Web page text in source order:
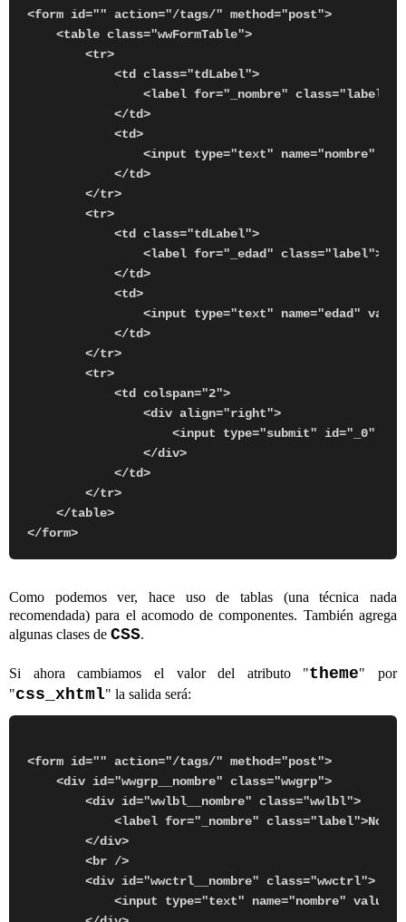
<form id="" action="/tags/" method="post">
    <table class="wwFormTable">
        <tr>
            <td class="tdLabel">
<label for="_nombre"
            </td>
            <td>
<input type="text" name="nombre"
            </td>
        </tr>
        <tr>
            <td class="tdLabel">
<label for="_edad"
            </td>
            <td>
<input type="text" name="edad"
            </td>
        </tr>
        <tr>
            <td colspan="2">
                <div align="right">
<input type="submit" id="_0"
                </div>
            </td>
        </tr>
    </table>
Como podemos ver, hace uso de tablas (una técnica nada
recomendada) para el acomodo de componentes. También agrega
algunas clases de CSS.
Si ahora cambiamos el valor del atributo "theme" por
"css_xhtml" la salida será:
<form id="" action="/tags/" method="post">
    <div id="wwgrp__nombre" class="wwgrp">
        <div id="wwlbl__nombre" class="wwlbl">
<label for="_nombre"
        </div>
        <br />
        <div id="wwctrl__nombre" class="wwctrl">
<input type="text" name="nombre"